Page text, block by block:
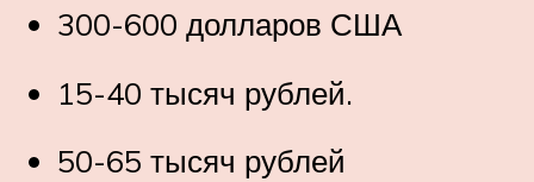
300-600 долларов США
15-40 тысяч рублей.
50-65 тысяч рублей